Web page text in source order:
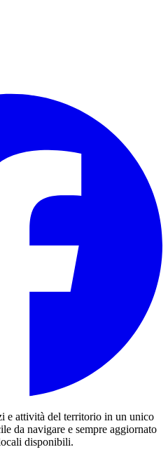
e attività del territorio in un unico
da navigare e sempre aggiornato
disponibili.